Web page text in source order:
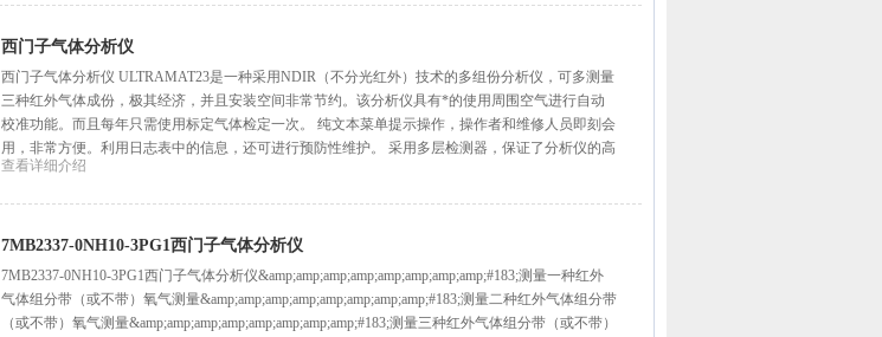
西门子气体分析仪
西门子气体分析仪 ULTRAMAT23是一种采用NDIR（不分光红外）技术的多组份分析仪，可多测量
三种红外气体成份，极其经济，并且安装空间非常节约。该分析仪具有*的使用周围空气进行自动
校准功能。而且每年只需使用标定气体检定一次。 纯文本菜单提示操作，操作者和维修人员即刻会
用，非常方便。利用日志表中的信息，还可进行预防性维护。 采用多层检测器，保证了分析仪的高
度选择性，降低了水蒸汽的干扰。
查看详细介绍
7MB2337-0NH10-3PG1西门子气体分析仪
7MB2337-0NH10-3PG1西门子气体分析仪&amp;amp;amp;amp;amp;amp;amp;amp;#183;测量一种红外
气体组分带（或不带）氧气测量&amp;amp;amp;amp;amp;amp;amp;amp;#183;测量二种红外气体组分带
（或不带）氧气测量&amp;amp;amp;amp;amp;amp;amp;amp;#183;测量三种红外气体组分带（或不带）